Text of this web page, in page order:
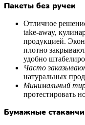
Пакеты без ручек
Отличное
take-away,
продукцией.
плотно
удобно
Часто
натуральных
Минимальный
протестировать
Бумажные